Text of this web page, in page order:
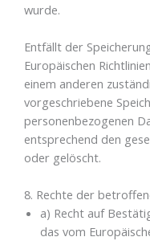
wurde.
Entfällt der
Europäischen
einem anderen
vorgeschriebene
personenbezogenen
entsprechend den
oder gelöscht.
8. Rechte der
a) Recht auf
das vom